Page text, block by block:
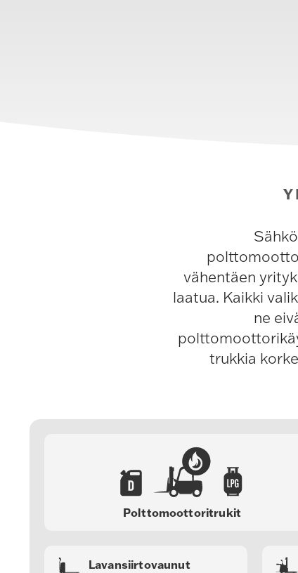
vähentäen
laatua. Kaikki
ne
trukkia
Polttomoottoritrukit
Lavansiirtovaunut